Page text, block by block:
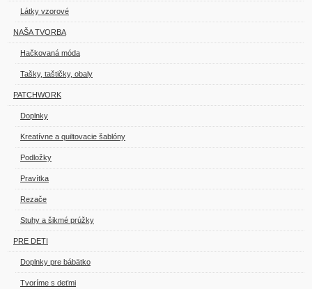
Látky vzorové
NAŠA TVORBA
Hačkovaná móda
Tašky, taštičky, obaly
PATCHWORK
Doplnky
Kreatívne a quiltovacie šablóny
Podložky
Pravítka
Rezače
Stuhy a šikmé prúžky
PRE DETI
Doplnky pre bábätko
Tvoríme s deťmi